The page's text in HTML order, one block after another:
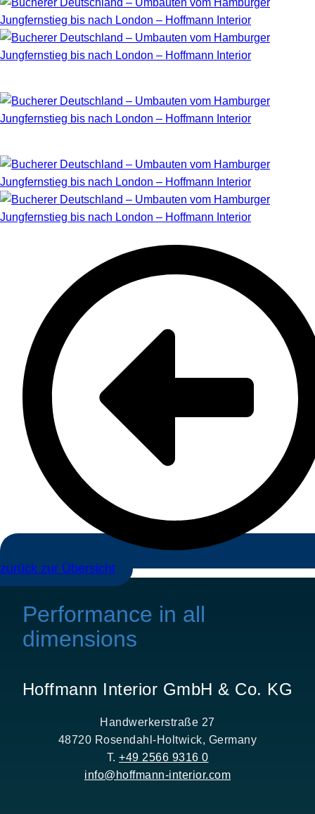
zurück zur Übersicht
Performance in all
dimensions
Hoffmann Interior GmbH & Co. KG
Handwerkerstraße 27
48720 Rosendahl-Holtwick, Germany
T. +49 2566 9316 0
info@hoffmann-interior.com